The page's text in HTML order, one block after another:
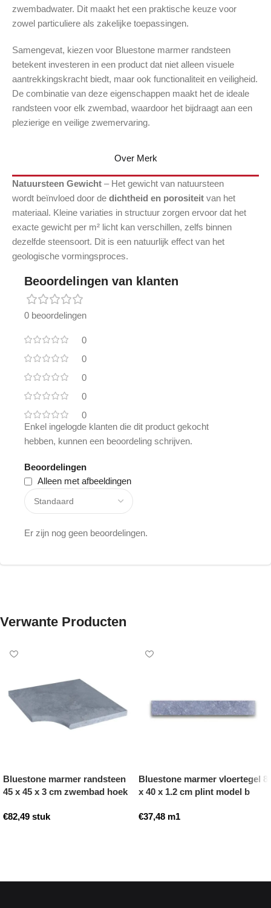
Over Merk
zwembadwater. Dit maakt het een praktische keuze voor
zowel particuliere als zakelijke toepassingen.
Samengevat, kiezen voor Bluestone marmer randsteen
betekent investeren in een product dat niet alleen visuele
aantrekkingskracht biedt, maar ook functionaliteit en veiligheid.
De combinatie van deze eigenschappen maakt het de ideale
randsteen voor elk zwembad, waardoor het bijdraagt aan een
plezierige en veilige zwemervaring.
Natuursteen Gewicht – Het gewicht van natuursteen
wordt beïnvloed door de dichtheid en porositeit van het
materiaal. Kleine variaties in structuur zorgen ervoor dat het
exacte gewicht per m² licht kan verschillen, zelfs binnen
dezelfde steensoort. Dit is een natuurlijk effect van het
geologische vormingsproces.
Beoordelingen van klanten
0 beoordelingen
0
0
0
0
0
Beoordelingen
Alleen met afbeeldingen
Er zijn nog geen beoordelingen.
Enkel ingelogde klanten die dit product gekocht
hebben, kunnen een beoordeling schrijven.
Verwante Producten
Bluestone marmer randsteen
45 x 45 x 3 cm zwembad hoek
€82,49 stuk
Bluestone marmer vloertegel 8
x 40 x 1.2 cm plint model b
€37,48 m1